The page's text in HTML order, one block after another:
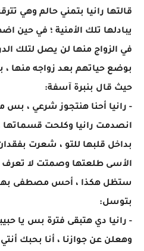
قالتها رانيا بتمني حالم وهي
يبادلها تلك الأمنية ؛ في
في الزواج منها لن يصل لتلك
بوضع حياتهم بعد زواجه منها ،
حيث قال بنبرة آسفة:
- رانيا أحنا هنتجوز شرعي ،
انصدمت رانيا وكلحت
بداخل قلبها للتو ، شعرت
الأسى طلعتها وصمتت لا تعرف
ستظل هكذا ، أحس مصطفى بها
بتوسل:
- رانيا دي هتبقى فترة بس يا
وهعلن عن جوازنا ، أنا بحبك